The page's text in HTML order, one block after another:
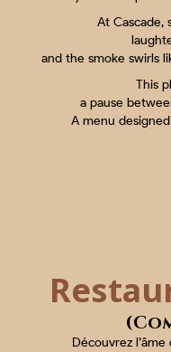
At Cascade,
and the smoke swirls
This
a pause
A menu
Découvrez